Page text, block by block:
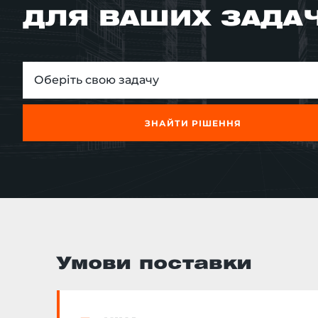
ДЛЯ ВАШИХ
Оберіть свою задачу
ЗНАЙТИ РІШЕННЯ
Умови поставки